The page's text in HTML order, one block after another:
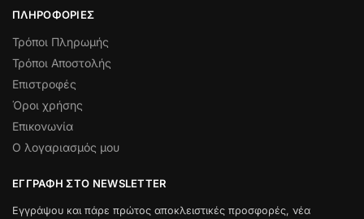
ΠΛΗΡΟΦΟΡΊΕΣ
Τρόποι Πληρωμής
Τρόποι Αποστολής
Επιστροφές
Όροι χρήσης
Επικονωνία
Ο λογαριασμός μου
ΕΓΓΡΑΦΉ ΣΤΟ NEWSLETTER
Εγγράψου και πάρε πρώτος αποκλειστικές προσφορές, νέα